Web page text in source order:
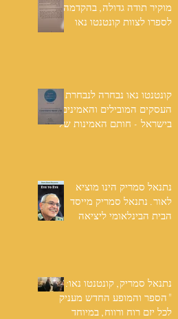
מוקיר תודה גדולה, בהקדמה
לספרו לצוות קונטנטו נאו
שליווה אותו בכתיבתו במשך
קונטנטו נאו נבחרה לנבחרת
העסקים המובילים והאמינים
בישראל - חותם האמינות של
נתנאל סמריק הינו מוציא
לאור. נתנאל סמריק מייסד
הבית הבינלאומי ליציאה
נתנאל סמריק, קונטנטו נאו:
"הספר והמופע החדש מעניק
לכל יזם רוח ורווח, במיוחד